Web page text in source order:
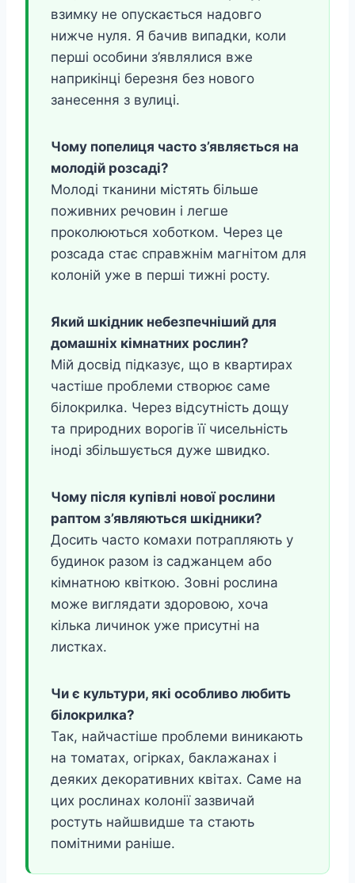
взимку не опускається надовго
нижче нуля. Я бачив випадки, коли
перші особини з’являлися вже
наприкінці березня без нового
занесення з вулиці.
Чому попелиця часто з’являється на
молодій розсаді?
Молоді тканини містять більше
поживних речовин і легше
проколюються хоботком. Через це
розсада стає справжнім магнітом для
колоній уже в перші тижні росту.
Який шкідник небезпечніший для
домашніх кімнатних рослин?
Мій досвід підказує, що в квартирах
частіше проблеми створює саме
білокрилка. Через відсутність дощу
та природних ворогів її чисельність
іноді збільшується дуже швидко.
Чому після купівлі нової рослини
раптом з’являються шкідники?
Досить часто комахи потрапляють у
будинок разом із саджанцем або
кімнатною квіткою. Зовні рослина
може виглядати здоровою, хоча
кілька личинок уже присутні на
листках.
Чи є культури, які особливо любить
білокрилка?
Так, найчастіше проблеми виникають
на томатах, огірках, баклажанах і
деяких декоративних квітах. Саме на
цих рослинах колонії зазвичай
ростуть найшвидше та стають
помітними раніше.